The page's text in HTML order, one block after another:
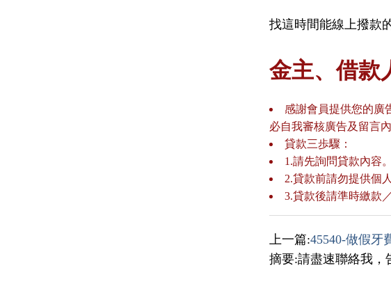
找這時間能線上撥款
金主、借款
感謝會員提供您的廣
必自我審核廣告及留言內
貸款三歩驟：
1.請先詢問貸款內容。
2.貸款前請勿提供個
3.貸款後請準時繳款
上一篇:45540-做假牙
摘要:請盡速聯絡我，